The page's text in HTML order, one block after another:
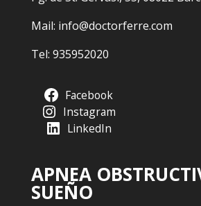
Mail: info@doctorferre.com
Tel: 935952020
Facebook
Instagram
LinkedIn
APNEA
SUEÑO